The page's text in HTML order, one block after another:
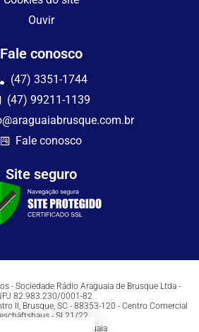
Ouvir
Fale conosco
(47) 3351-1744
(47) 99211-1139
Fale conosco
Site seguro
- Sociedade Rádio Araguaia de Brusque Ltda -
82.983.230/0001-82
II, Brusque, SC - 88353-120 - Centro Comercial
- Sl 21/22
© 2026 | Rádio Araguaia